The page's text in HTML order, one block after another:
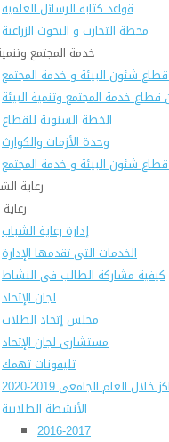
قواعد كتابة الرسائل العلمية
محطة التجارب و البحوث الزراعية
خدمة المجتمع
قطاع شئون البيئة و خدمة المجتمع
قطاع خدمة المجتمع وتنمية البيئة
الخطة السنوية للقطاع
وحدة الأزمات والكوارث
شئون البيئة و خدمة المجتمع
رعاية
إدارة رعاية الشباب
الخدمات التى تقدمها الإدارة
كيفية مشاركة الطالب فى النشاط
لجان الإتحاد
مجلس إتحاد الطلاب
مستشارى لجان الإتحاد
تليفونات تهمك
خلال العام الجامعى 2019-2020
الأنشطة الطلابية
2016-2017